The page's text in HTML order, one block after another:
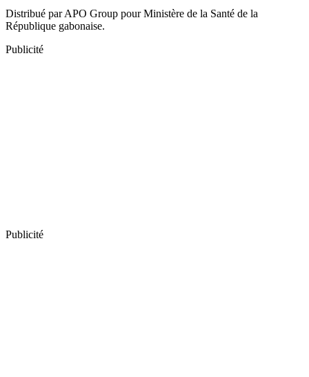
Distribué par APO Group pour Ministère de la Santé de la
République gabonaise.
Publicité
Publicité